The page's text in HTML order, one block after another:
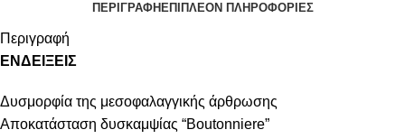
ΠΕΡΙΓΡΑΦΉ ΕΠΙΠΛΈΟΝ ΠΛΗΡΟΦΟΡΊΕΣ
Περιγραφή
ΕΝΔΕΙΞΕΙΣ
Δυσμορφία της μεσοφαλαγγικής άρθρωσης
Αποκατάσταση δυσκαμψίας “Boutonniere”